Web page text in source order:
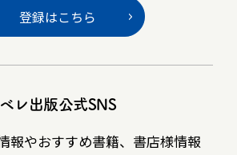
登録はこちら
ベレ出版公式SNS
報やおすすめ書籍、書店様情報